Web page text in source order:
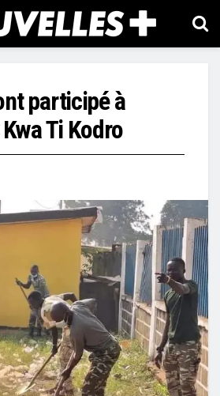
participé à
Ti Kodro